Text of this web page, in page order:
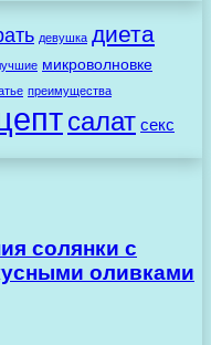
девушка диета
микроволновке
преимущества
салат секс
солянки с
оливками